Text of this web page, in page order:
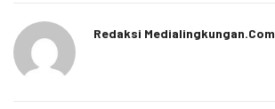
Redaksi Medialingkungan.com